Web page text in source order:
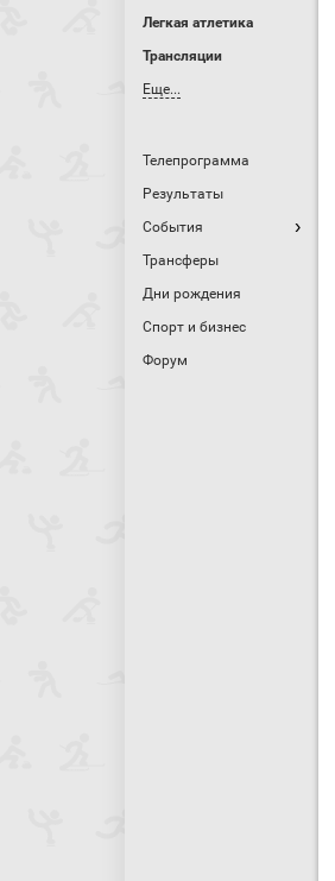
Легкая атлетика
Трансляции
Еще...
Телепрограмма
Результаты
События
Трансферы
Дни рождения
Спорт и бизнес
Форум